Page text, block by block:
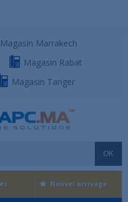
Magasin Marrakech
Magasin Rabat
Magasin Tanger
OK
Nouvel arrivage